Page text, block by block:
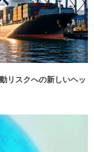
リスクへの新しいヘッ